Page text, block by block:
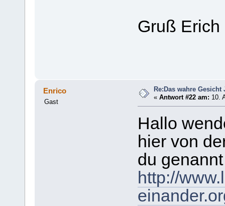
Gruß Erich
Enrico
Gast
Re:Das wahre Gesicht
«Antwort #22 am: 10.
Hallo
hier von
du
http://